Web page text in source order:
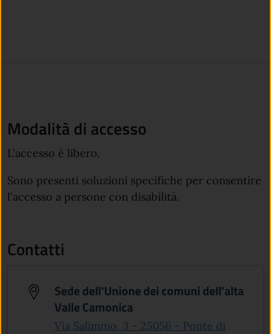
Modalità di accesso
L'accesso è libero.
Sono presenti soluzioni specifiche per consentire
l'accesso a persone con disabilità.
Contatti
Sede dell'Unione dei comuni dell'alta
Valle Camonica
Via Salimmo, 3 - 25056 - Ponte di